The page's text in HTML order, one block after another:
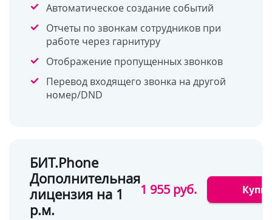
Автоматическое создание событий
Отчеты по звонкам сотрудников при
работе через гарнитуру
Отображение пропущенных звонков
Перевод входящего звонка на другой
номер/DND
БИТ.Phone
Дополнительная
лицензия на 1
р.м.
1 955 руб.